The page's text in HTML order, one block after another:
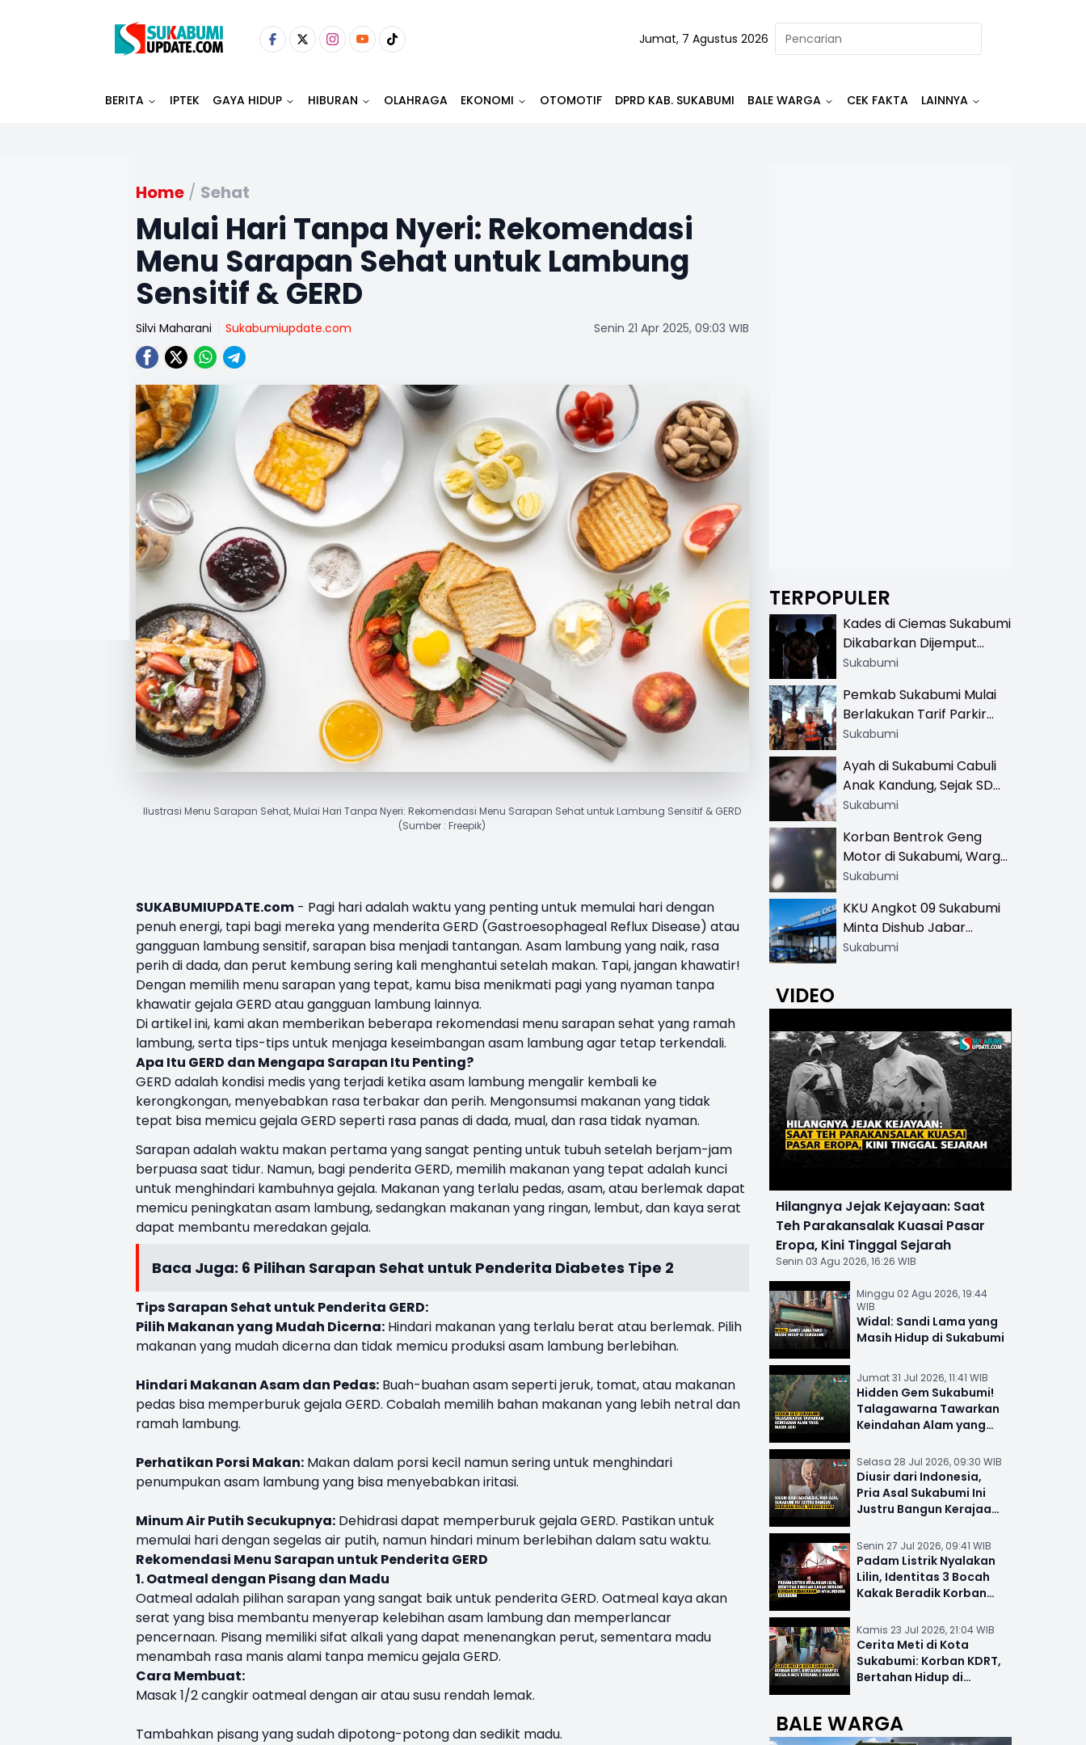
Jumat, 7 Agustus 2026
BERITA IPTEK GAYA HIDUP HIBURAN OLAHRAGA EKONOMI OTOMOTIF DPRD KAB. SUKABUMI BALE WARGA CEK FAKTA LAINNYA
Home / Sehat
Mulai Hari Tanpa Nyeri: Rekomendasi
Menu Sarapan Sehat untuk Lambung
Sensitif & GERD
Silvi Maharani Sukabumiupdate.com Senin 21 Apr 2025, 09:03 WIB
Ilustrasi Menu Sarapan Sehat, Mulai Hari Tanpa Nyeri: Rekomendasi Menu Sarapan Sehat untuk Lambung Sensitif & GERD
(Sumber : Freepik)
SUKABUMIUPDATE.com - Pagi hari adalah waktu yang penting untuk memulai hari dengan
penuh energi, tapi bagi mereka yang menderita GERD (Gastroesophageal Reflux Disease) atau
gangguan lambung sensitif, sarapan bisa menjadi tantangan. Asam lambung yang naik, rasa
perih di dada, dan perut kembung sering kali menghantui setelah makan. Tapi, jangan khawatir!
Dengan memilih menu sarapan yang tepat, kamu bisa menikmati pagi yang nyaman tanpa
khawatir gejala GERD atau gangguan lambung lainnya.
Di artikel ini, kami akan memberikan beberapa rekomendasi menu sarapan sehat yang ramah
lambung, serta tips-tips untuk menjaga keseimbangan asam lambung agar tetap terkendali.
Apa Itu GERD dan Mengapa Sarapan Itu Penting?
GERD adalah kondisi medis yang terjadi ketika asam lambung mengalir kembali ke
kerongkongan, menyebabkan rasa terbakar dan perih. Mengonsumsi makanan yang tidak
tepat bisa memicu gejala GERD seperti rasa panas di dada, mual, dan rasa tidak nyaman.
Sarapan adalah waktu makan pertama yang sangat penting untuk tubuh setelah berjam-jam
berpuasa saat tidur. Namun, bagi penderita GERD, memilih makanan yang tepat adalah kunci
untuk menghindari kambuhnya gejala. Makanan yang terlalu pedas, asam, atau berlemak dapat
memicu peningkatan asam lambung, sedangkan makanan yang ringan, lembut, dan kaya serat
dapat membantu meredakan gejala.
Baca Juga: 6 Pilihan Sarapan Sehat untuk Penderita Diabetes Tipe 2
Tips Sarapan Sehat untuk Penderita GERD:
Pilih Makanan yang Mudah Dicerna: Hindari makanan yang terlalu berat atau berlemak. Pilih
makanan yang mudah dicerna dan tidak memicu produksi asam lambung berlebihan.
Hindari Makanan Asam dan Pedas: Buah-buahan asam seperti jeruk, tomat, atau makanan
pedas bisa memperburuk gejala GERD. Cobalah memilih bahan makanan yang lebih netral dan
ramah lambung.
Perhatikan Porsi Makan: Makan dalam porsi kecil namun sering untuk menghindari
penumpukan asam lambung yang bisa menyebabkan iritasi.
Minum Air Putih Secukupnya: Dehidrasi dapat memperburuk gejala GERD. Pastikan untuk
memulai hari dengan segelas air putih, namun hindari minum berlebihan dalam satu waktu.
Rekomendasi Menu Sarapan untuk Penderita GERD
1. Oatmeal dengan Pisang dan Madu
Oatmeal adalah pilihan sarapan yang sangat baik untuk penderita GERD. Oatmeal kaya akan
serat yang bisa membantu menyerap kelebihan asam lambung dan memperlancar
pencernaan. Pisang memiliki sifat alkali yang dapat menenangkan perut, sementara madu
menambah rasa manis alami tanpa memicu gejala GERD.
Cara Membuat:
Masak 1/2 cangkir oatmeal dengan air atau susu rendah lemak.
Tambahkan pisang yang sudah dipotong-potong dan sedikit madu.
TERPOPULER
Kades di Ciemas Sukabumi
Dikabarkan Dijemput
Satnarkoba, Polisi
Sukabumi
Pemkab Sukabumi Mulai
Berlakukan Tarif Parkir
Resmi di 13 Lokasi Wisata,
Khusus
Sukabumi
Ayah di Sukabumi Cabuli
Anak Kandung, Sejak SD
Hingga SMA
Sukabumi
Korban Bentrok Geng
Motor di Sukabumi, Warga
dan Sopir Tangki
Sukabumi
KKU Angkot 09 Sukabumi
Minta Dishub Jabar
Tertibkan Trayek Ciawi-
Sukabumi
VIDEO
Hilangnya Jejak Kejayaan: Saat
Teh Parakansalak Kuasai Pasar
Eropa, Kini Tinggal Sejarah
Senin 03 Agu 2026, 16:26 WIB
Minggu 02 Agu 2026, 19:44
WIB
Widal: Sandi Lama yang
Masih Hidup di Sukabumi
Jumat 31 Jul 2026, 11:41 WIB
Hidden Gem Sukabumi!
Talagawarna Tawarkan
Keindahan Alam yang
Selasa 28 Jul 2026, 09:30 WIB
Diusir dari Indonesia,
Pria Asal Sukabumi Ini
Justru Bangun Kerajaan
Senin 27 Jul 2026, 09:41 WIB
Padam Listrik Nyalakan
Lilin, Identitas 3 Bocah
Kakak Beradik Korban
Kamis 23 Jul 2026, 21:04 WIB
Cerita Meti di Kota
Sukabumi: Korban KDRT,
Bertahan Hidup di
BALE WARGA